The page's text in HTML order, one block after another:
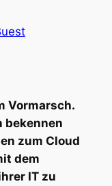
Vormarsch.
bekennen
zum Cloud
dem
IT zu